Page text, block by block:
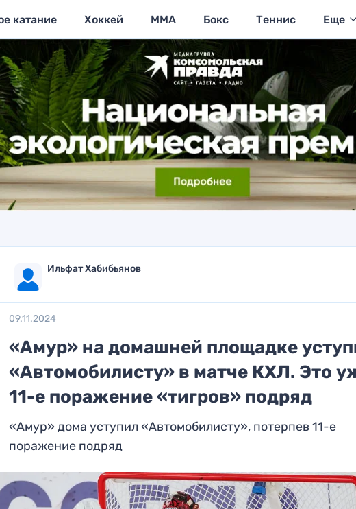
катание Хоккей MMA Бокс Теннис Еще
Ильфат Хабибьянов
09.11.2024
«Амур» на домашней площадке
«Автомобилисту» в матче КХЛ. Это
11-е поражение «тигров» подряд
«Амур» дома уступил «Автомобилисту», потерпев 11-е
поражение подряд